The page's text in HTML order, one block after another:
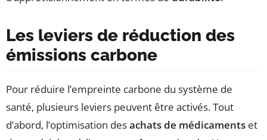
Les leviers de réduction des
émissions carbone
Pour réduire l’empreinte carbone du système de
santé, plusieurs leviers peuvent être activés. Tout
d’abord, l’optimisation desachats de médicaments et